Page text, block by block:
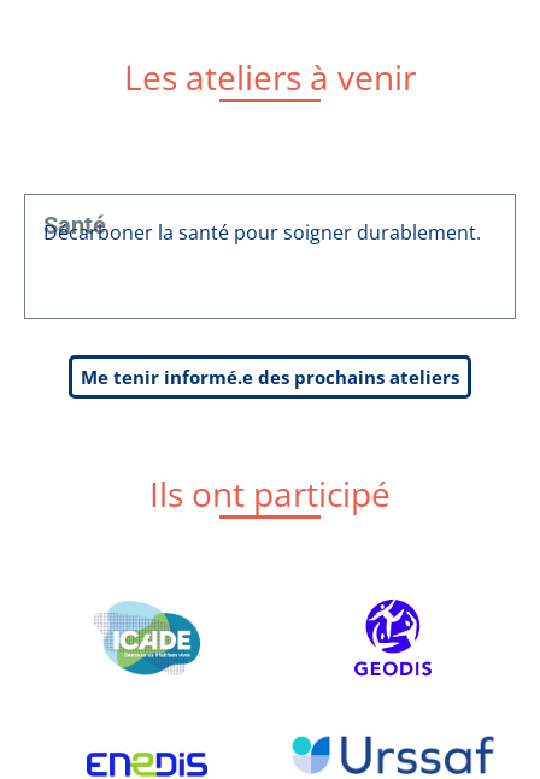
Les ateliers à venir
Santé
Décarboner la santé pour soigner durablement.
Me tenir informé.e des prochains ateliers
Ils ont participé